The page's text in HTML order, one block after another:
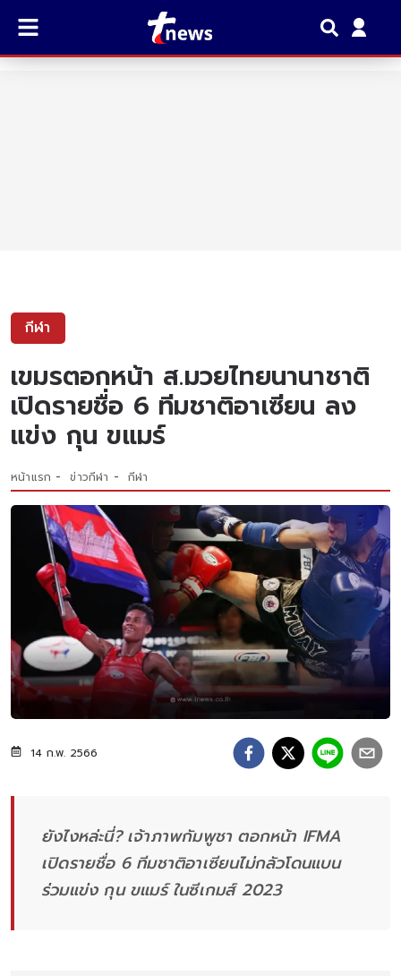
กีฬา
เขมรตอกหน้า ส.มวยไทยนานาชาติ
เปิดรายชื่อ 6 ทีมชาติอาเซียน ลง
แข่ง กุน ขแมร์
หน้าแรก ข่าวกีฬา กีฬา
14 ก.พ. 2566
ยังไงหล่ะนี่? เจ้าภาพกัมพูชา ตอกหน้า IFMA
เปิดรายชื่อ 6 ทีมชาติอาเซียนไม่กลัวโดนแบน
ร่วมแข่ง กุน ขแมร์ ในซีเกมส์ 2023